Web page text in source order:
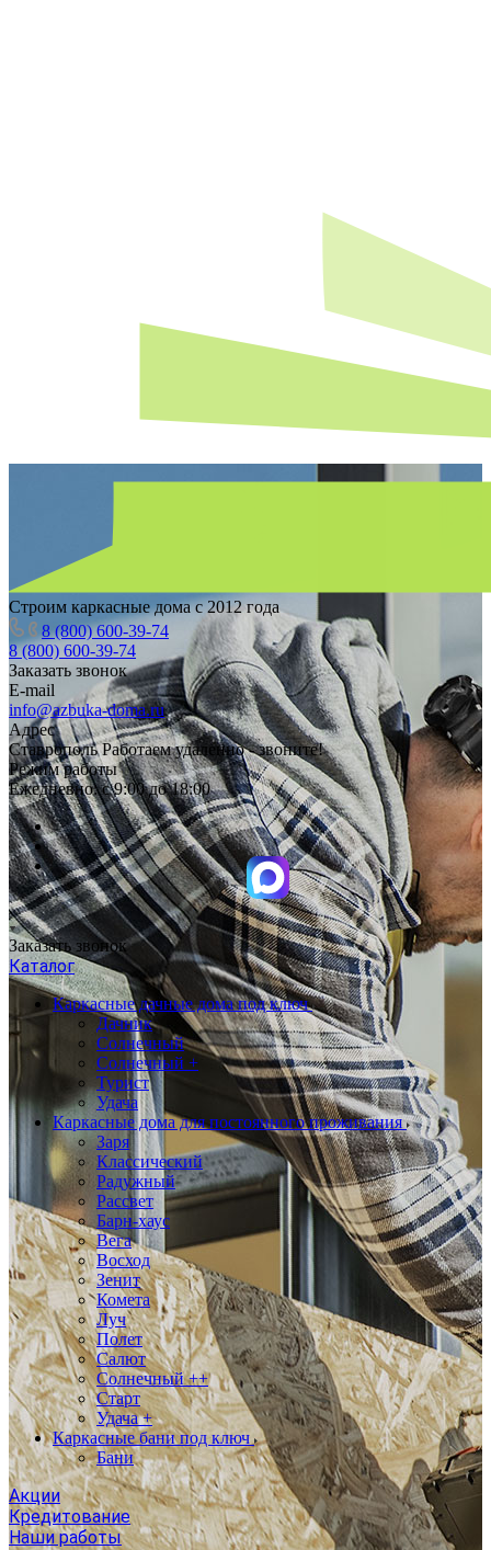
Строим каркасные дома с 2012 года
8 (800) 600-39-74
8 (800) 600-39-74
Заказать звонок
E-mail
info@azbuka-doma.ru
Адрес
Ставрополь Работаем удаленно - звоните!
Режим работы
Ежедневно: с 9:00 до 18:00
Заказать звонок
Каталог
Каркасные дачные дома под ключ
Дачник
Солнечный
Солнечный +
Турист
Удача
Каркасные дома для постоянного проживания
Заря
Классический
Радужный
Рассвет
Барн-хаус
Вега
Восход
Зенит
Комета
Луч
Полет
Салют
Солнечный ++
Старт
Удача +
Каркасные бани под ключ
Бани
Акции
Кредитование
Наши работы